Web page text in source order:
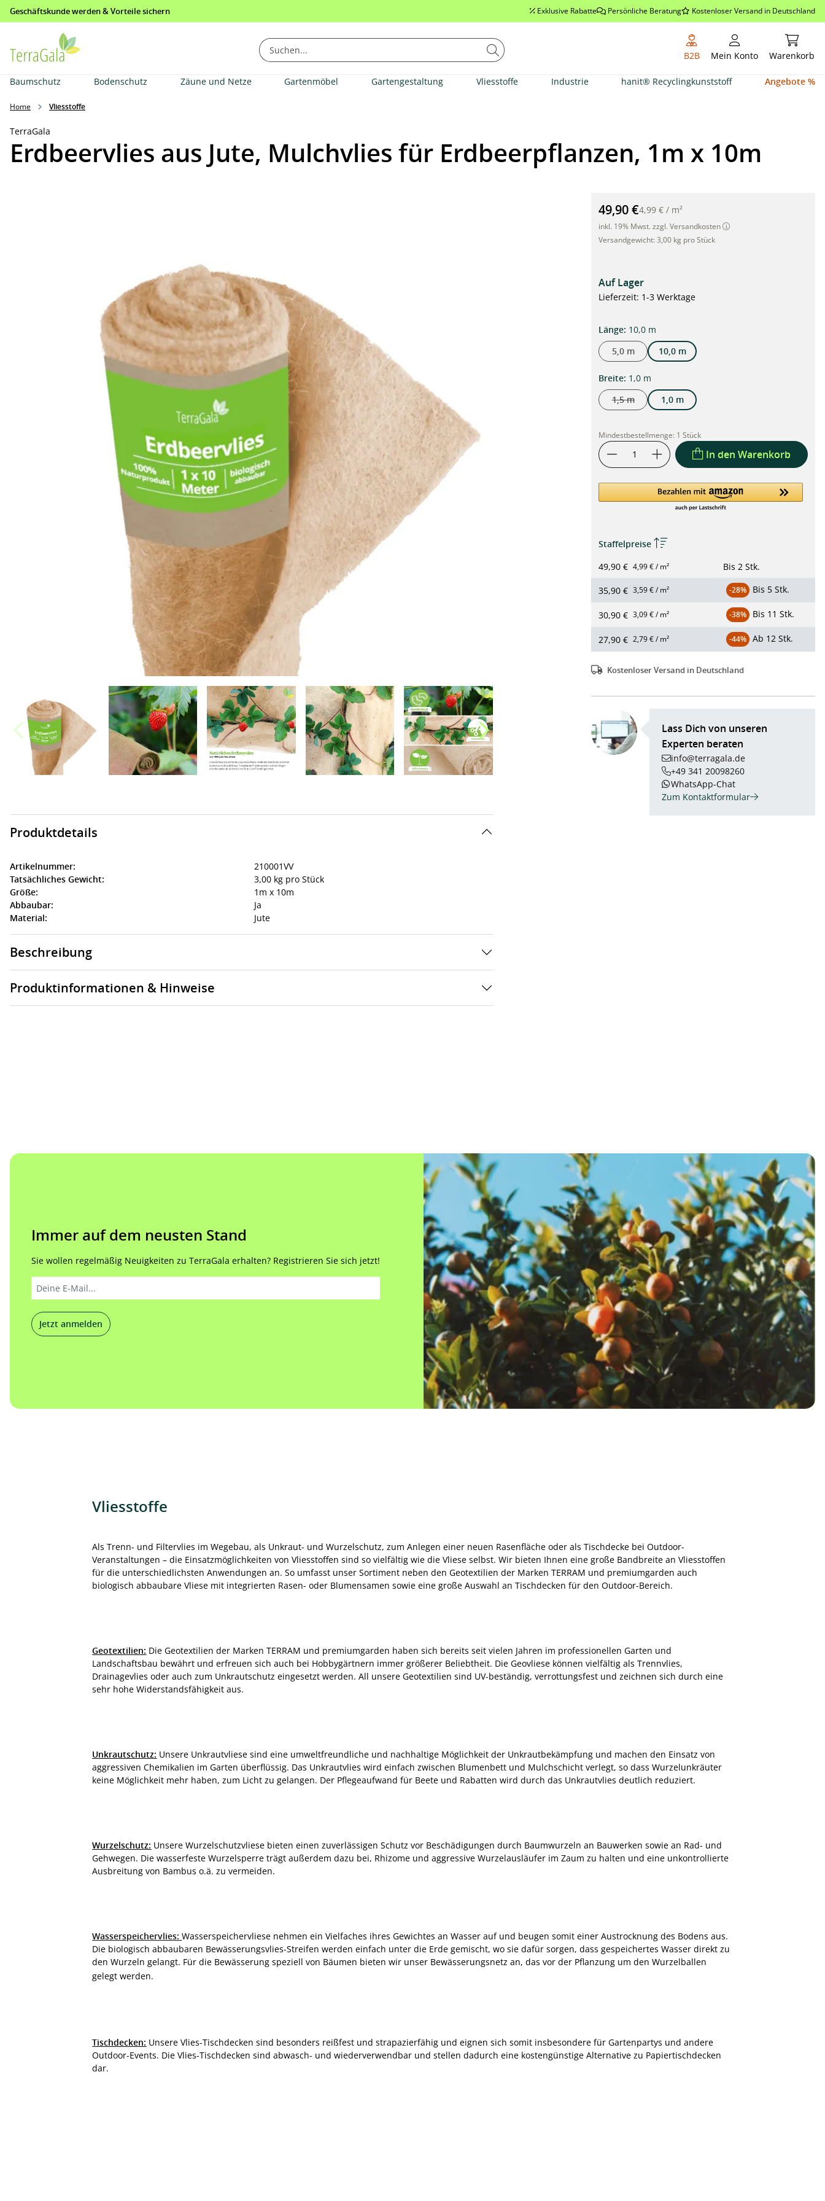
Zur Hauptnavigation springen
Geschäftskunde werden & Vorteile sichern Exklusive Rabatte Persönliche Beratung Kostenloser Versand in Deutschland
B2B Mein Konto Warenkorb
Baumschutz Bodenschutz Zäune und Netze Gartenmöbel Gartengestaltung Vliesstoffe Industrie hanit® Recyclingkunststoff Angebote %
Home Vliesstoffe
TerraGala
Erdbeervlies aus Jute, Mulchvlies für Erdbeerpflanzen, 1m x 10m
Erdbeervlies aus Jute, Mulchvlies für
49,90 €4,99 € / m²
inkl. 19% Mwst. zzgl. Versandkosten
Versandgewicht: 3,00 kg pro Stück
Auf Lager
Lieferzeit: 1-3 Werktage
Längeauswählen
: 10,0 m
5,0 m
10,0 m
Breiteauswählen
: 1,0 m
1,5 m
(Diese Option ist zurzeit nicht verfügbar.)
1,0 m
Mindestbestellmenge: 1 Stück
In den Warenkorb
Staffelpreise
49,90 € 4,99 € / m² Bis 2 Stk.
35,90 € 3,59 € / m² -28% Bis 5 Stk.
30,90 € 3,09 € / m² -38% Bis 11 Stk.
27,90 € 2,79 € / m² -44% Ab 12 Stk.
Kostenloser Versand in Deutschland
Lass Dich von unseren
Experten beraten
info@terragala.de
+49 341 20098260
WhatsApp-Chat
Zum Kontaktformular
Produktdetails
Artikelnummer:
210001VV
Tatsächliches Gewicht:
3,00 kg pro Stück
Größe:
1m x 10m
Abbaubar:
Ja
Material:
Jute
Beschreibung
Produktinformationen & Hinweise
Immer auf dem neusten Stand
Sie wollen regelmäßig Neuigkeiten zu TerraGala erhalten? Registrieren Sie sich jetzt!
Jetzt anmelden
Vliesstoffe
Als Trenn- und Filtervlies im Wegebau, als Unkraut- und Wurzelschutz, zum Anlegen einer neuen Rasenfläche oder als Tischdecke bei Outdoor-
Veranstaltungen – die Einsatzmöglichkeiten von Vliesstoffen sind so vielfältig wie die Vliese selbst. Wir bieten Ihnen eine große Bandbreite an Vliesstoffen
für die unterschiedlichsten Anwendungen an. So umfasst unser Sortiment neben den Geotextilien der Marken TERRAM und premiumgarden auch
biologisch abbaubare Vliese mit integrierten Rasen- oder Blumensamen sowie eine große Auswahl an Tischdecken für den Outdoor-Bereich.
Geotextilien: Die Geotextilien der Marken TERRAM und premiumgarden haben sich bereits seit vielen Jahren im professionellen Garten und
Landschaftsbau bewährt und erfreuen sich auch bei Hobbygärtnern immer größerer Beliebtheit. Die Geovliese können vielfältig als Trennvlies,
Drainagevlies oder auch zum Unkrautschutz eingesetzt werden. All unsere Geotextilien sind UV-beständig, verrottungsfest und zeichnen sich durch eine
sehr hohe Widerstandsfähigkeit aus.
Unkrautschutz: Unsere Unkrautvliese sind eine umweltfreundliche und nachhaltige Möglichkeit der Unkrautbekämpfung und machen den Einsatz von
aggressiven Chemikalien im Garten überflüssig. Das Unkrautvlies wird einfach zwischen Blumenbett und Mulchschicht verlegt, so dass Wurzelunkräuter
keine Möglichkeit mehr haben, zum Licht zu gelangen. Der Pflegeaufwand für Beete und Rabatten wird durch das Unkrautvlies deutlich reduziert.
Wurzelschutz: Unsere Wurzelschutzvliese bieten einen zuverlässigen Schutz vor Beschädigungen durch Baumwurzeln an Bauwerken sowie an Rad- und
Gehwegen. Die wasserfeste Wurzelsperre trägt außerdem dazu bei, Rhizome und aggressive Wurzelausläufer im Zaum zu halten und eine unkontrollierte
Ausbreitung von Bambus o.ä. zu vermeiden.
Wasserspeichervlies: Wasserspeichervliese nehmen ein Vielfaches ihres Gewichtes an Wasser auf und beugen somit einer Austrocknung des Bodens aus.
Die biologisch abbaubaren Bewässerungsvlies-Streifen werden einfach unter die Erde gemischt, wo sie dafür sorgen, dass gespeichertes Wasser direkt zu
den Wurzeln gelangt. Für die Bewässerung speziell von Bäumen bieten wir unser Bewässerungsnetz an, das vor der Pflanzung um den Wurzelballen
gelegt werden.
Tischdecken: Unsere Vlies-Tischdecken sind besonders reißfest und strapazierfähig und eignen sich somit insbesondere für Gartenpartys und andere
Outdoor-Events. Die Vlies-Tischdecken sind abwasch- und wiederverwendbar und stellen dadurch eine kostengünstige Alternative zu Papiertischdecken
dar.